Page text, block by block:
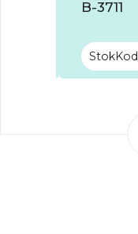
B-3711
StokKod: